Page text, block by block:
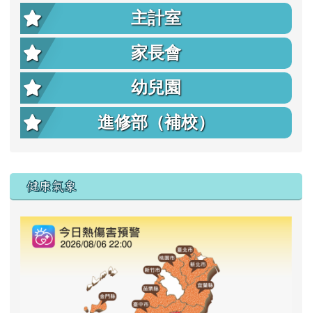
主計室
家長會
幼兒園
進修部（補校）
右邊區域內容
健康氣象